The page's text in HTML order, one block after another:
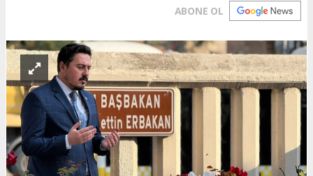
ABONE OL